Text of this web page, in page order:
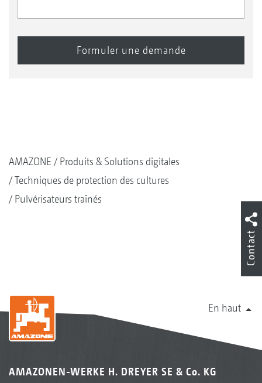
AMAZONE
Produits & Solutions digitales
Techniques de protection des cultures
Pulvérisateurs traînés
En haut
AMAZONEN-WERKE H. DREYER SE & Co. KG
Contact